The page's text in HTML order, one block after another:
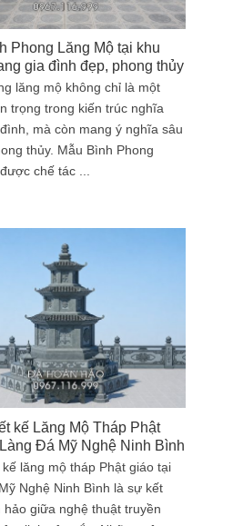
Phong Lăng Mộ tại khu
gia đình đẹp, phong thủy
lăng mộ không chỉ là một
trọng trong kiến trúc nghĩa
mà còn mang ý nghĩa sâu
thủy. Mẫu Bình Phong
chế tác ...
kế Lăng Mộ Tháp Phật
Đá Mỹ Nghệ Ninh Bình
lăng mộ tháp Phật giáo tại
Nghệ Ninh Bình là sự kết
hảo giữa nghệ thuật truyền